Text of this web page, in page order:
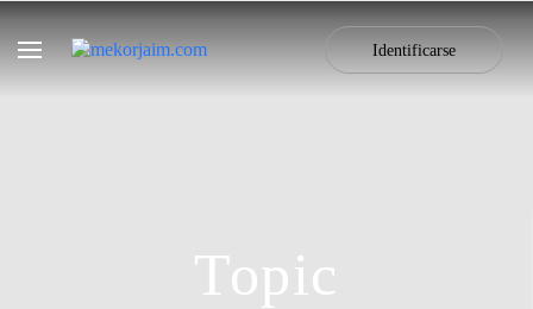
Identificarse
Topic